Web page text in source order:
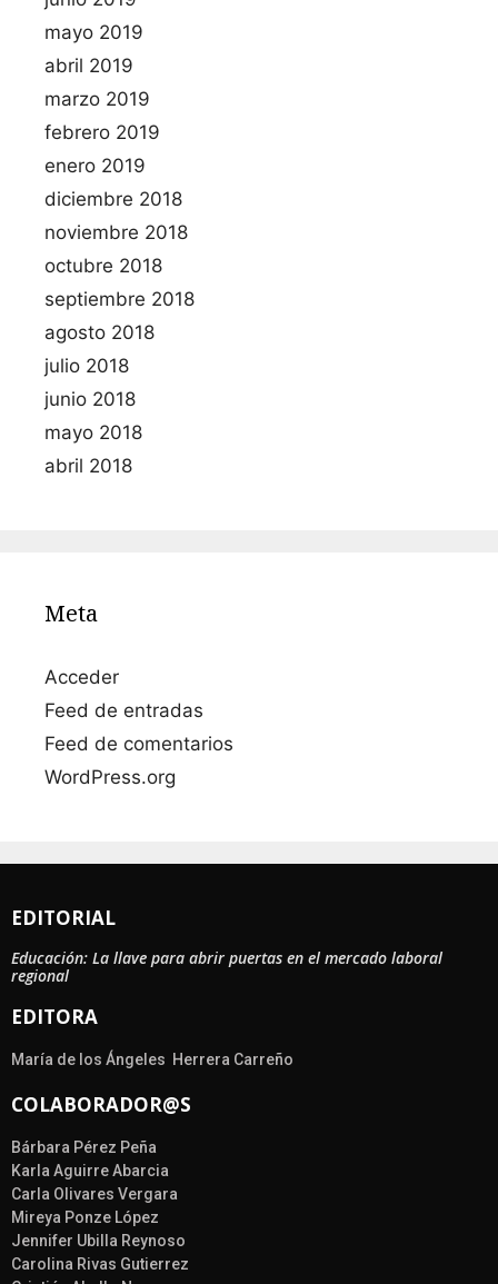
mayo 2019
abril 2019
marzo 2019
febrero 2019
enero 2019
diciembre 2018
noviembre 2018
octubre 2018
septiembre 2018
agosto 2018
julio 2018
junio 2018
mayo 2018
abril 2018
Meta
Acceder
Feed de entradas
Feed de comentarios
WordPress.org
EDITORIAL
Educación: La llave para abrir puertas en el mercado laboral
regional
EDITORA
María de los Ángeles Herrera Carreño
COLABORADOR@S
Bárbara Pérez Peña
Karla Aguirre Abarcia
Carla Olivares Vergara
Mireya Ponze López
Jennifer Ubilla Reynoso
Carolina Rivas Gutierrez